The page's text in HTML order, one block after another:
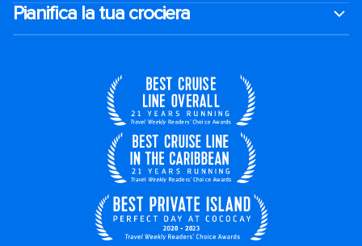
Pianifica la tua crociera